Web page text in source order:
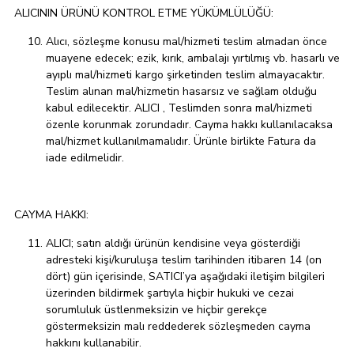
ALICININ ÜRÜNÜ KONTROL ETME YÜKÜMLÜLÜĞÜ:
Alıcı, sözleşme konusu mal/hizmeti teslim almadan önce
muayene edecek; ezik, kırık, ambalajı yırtılmış vb. hasarlı ve
ayıplı mal/hizmeti kargo şirketinden teslim almayacaktır.
Teslim alınan mal/hizmetin hasarsız ve sağlam olduğu
kabul edilecektir. ALICI , Teslimden sonra mal/hizmeti
özenle korunmak zorundadır. Cayma hakkı kullanılacaksa
mal/hizmet kullanılmamalıdır. Ürünle birlikte Fatura da
iade edilmelidir.
CAYMA HAKKI:
ALICI; satın aldığı ürünün kendisine veya gösterdiği
adresteki kişi/kuruluşa teslim tarihinden itibaren 14 (on
dört) gün içerisinde, SATICI’ya aşağıdaki iletişim bilgileri
üzerinden bildirmek şartıyla hiçbir hukuki ve cezai
sorumluluk üstlenmeksizin ve hiçbir gerekçe
göstermeksizin malı reddederek sözleşmeden cayma
hakkını kullanabilir.